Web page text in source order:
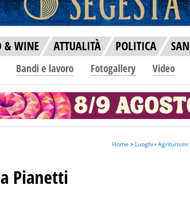
& WINE ATTUALITÀ POLITICA
Bandi e lavoro Fotogallery Video
Home> Luoghi › Agriturismi
Pianetti